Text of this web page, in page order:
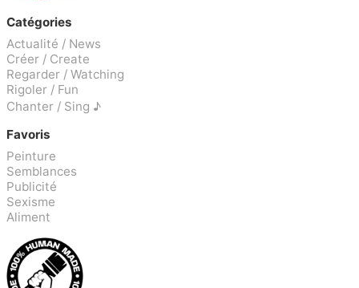
Catégories
Actualité / News
Créer / Create
Regarder / Watching
Rigoler / Fun
Chanter / Sing ♪
Favoris
Peinture
Semblances
Publicité
Sexisme
Aliment